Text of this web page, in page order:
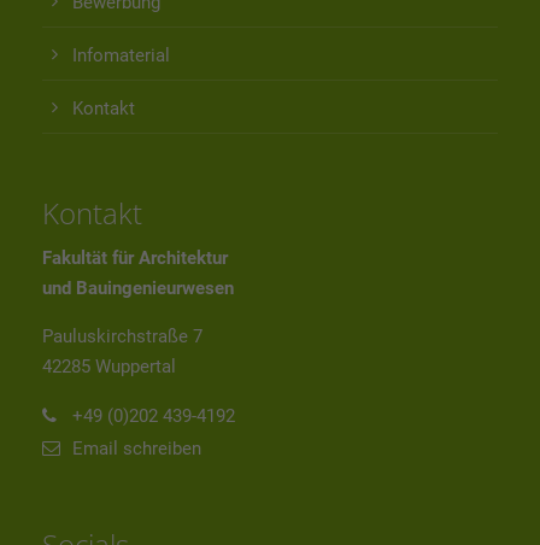
Infomaterial
Kontakt
Kontakt
Fakultät für Architektur
und Bauingenieurwesen
Pauluskirchstraße 7
42285 Wuppertal
+49 (0)202 439-4192
Email schreiben